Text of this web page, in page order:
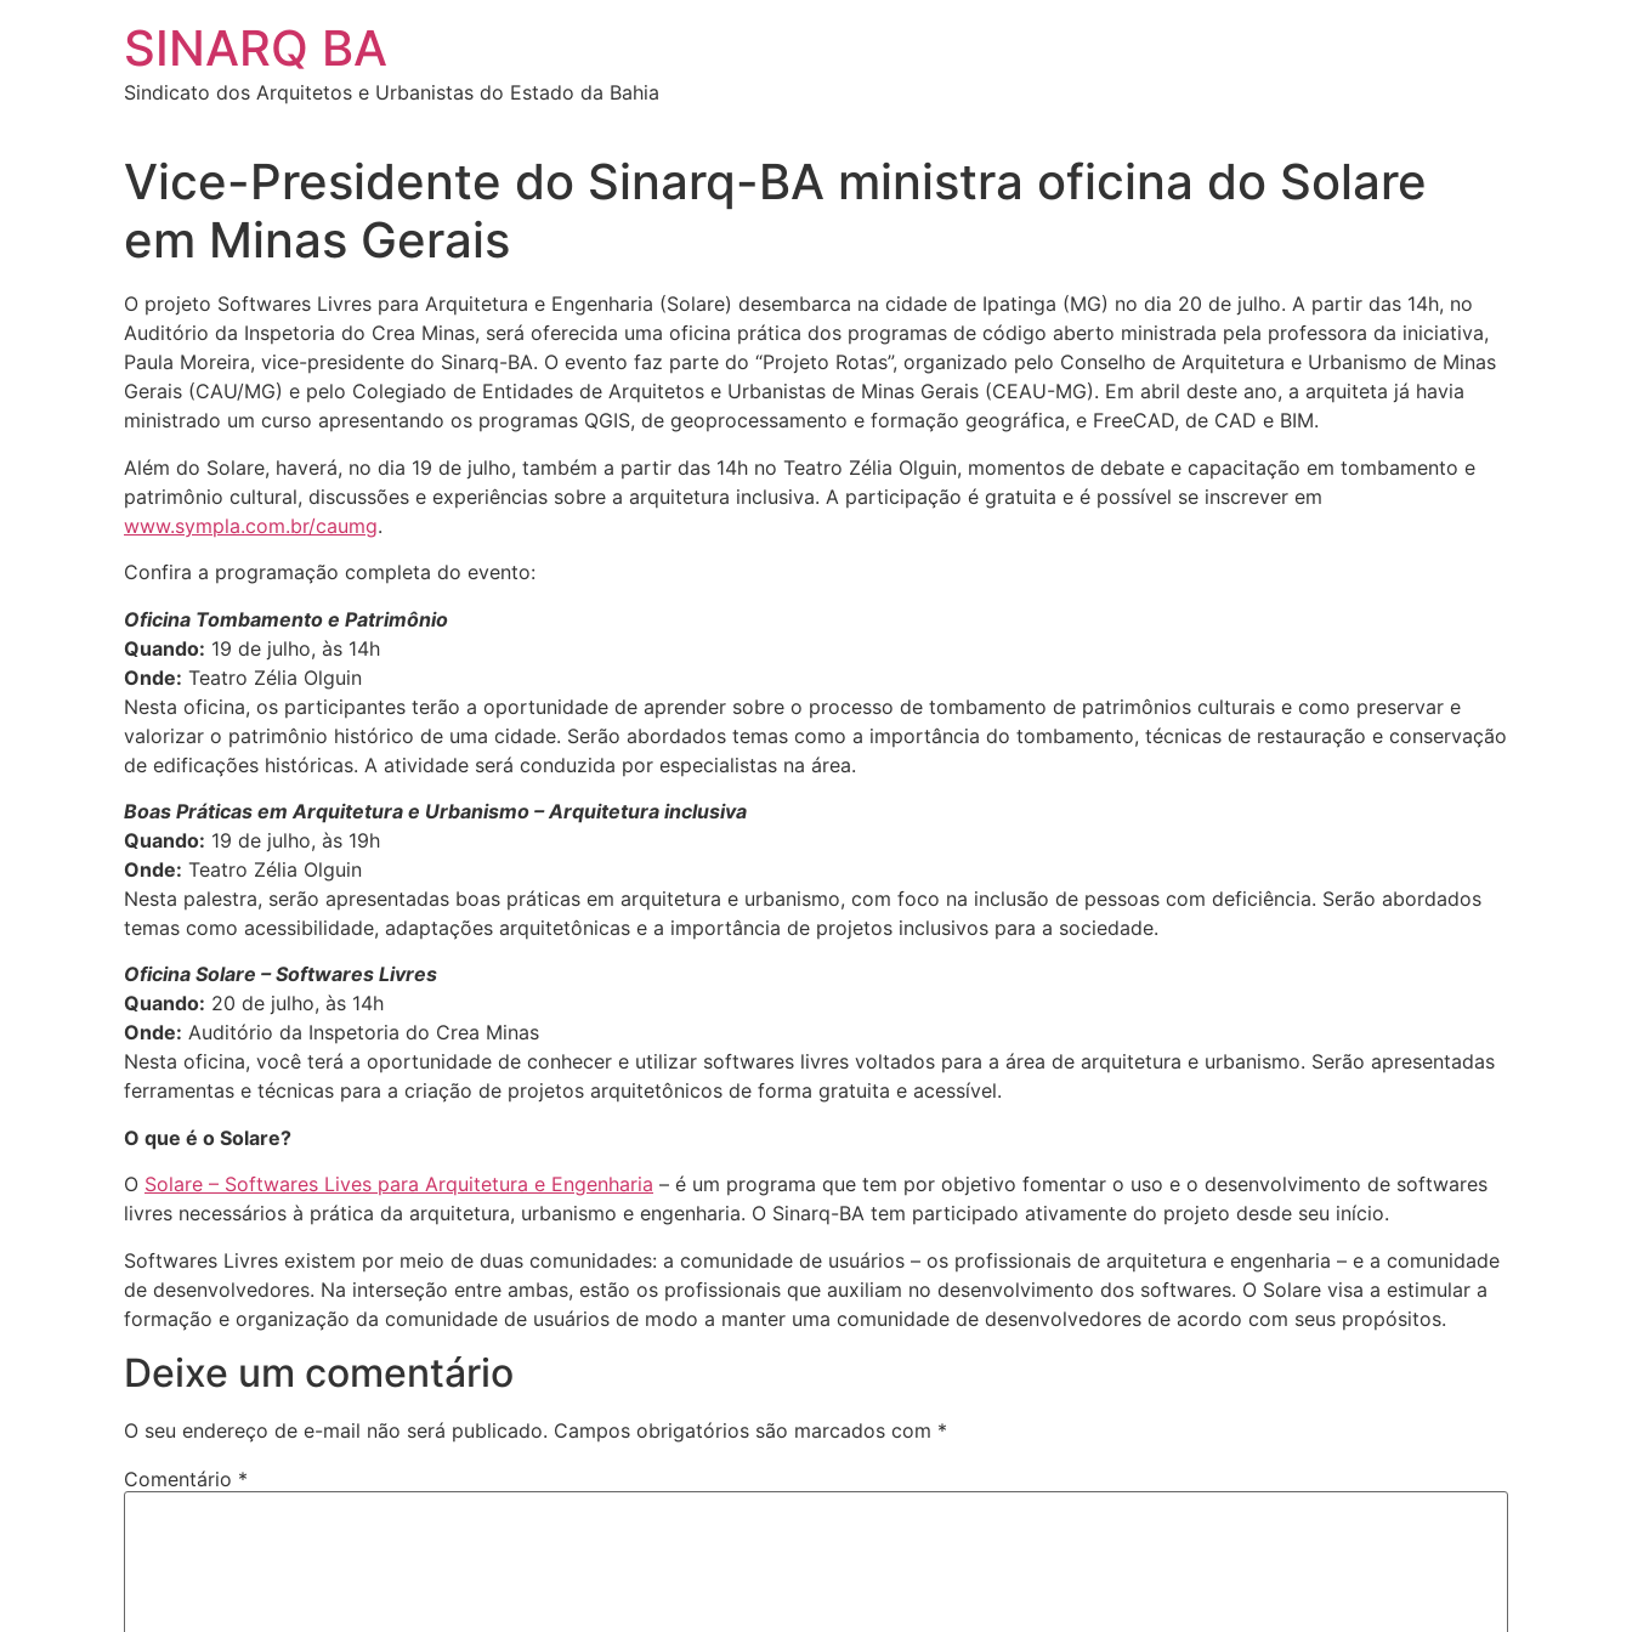
SINARQ BA
Sindicato dos Arquitetos e Urbanistas do Estado da Bahia
Vice-Presidente do Sinarq-BA ministra oficina do Solare
em Minas Gerais
O projeto Softwares Livres para Arquitetura e Engenharia (Solare) desembarca na cidade de Ipatinga (MG) no dia 20 de julho. A partir das 14h, no
Auditório da Inspetoria do Crea Minas, será oferecida uma oficina prática dos programas de código aberto ministrada pela professora da iniciativa,
Paula Moreira, vice-presidente do Sinarq-BA. O evento faz parte do “Projeto Rotas”, organizado pelo Conselho de Arquitetura e Urbanismo de Minas
Gerais (CAU/MG) e pelo Colegiado de Entidades de Arquitetos e Urbanistas de Minas Gerais (CEAU-MG). Em abril deste ano, a arquiteta já havia
ministrado um curso apresentando os programas QGIS, de geoprocessamento e formação geográfica, e FreeCAD, de CAD e BIM.
Além do Solare, haverá, no dia 19 de julho, também a partir das 14h no Teatro Zélia Olguin, momentos de debate e capacitação em tombamento e
patrimônio cultural, discussões e experiências sobre a arquitetura inclusiva. A participação é gratuita e é possível se inscrever em
www.sympla.com.br/caumg.
Confira a programação completa do evento:
Oficina Tombamento e Patrimônio
Quando: 19 de julho, às 14h
Onde: Teatro Zélia Olguin
Nesta oficina, os participantes terão a oportunidade de aprender sobre o processo de tombamento de patrimônios culturais e como preservar e
valorizar o patrimônio histórico de uma cidade. Serão abordados temas como a importância do tombamento, técnicas de restauração e conservação
de edificações históricas. A atividade será conduzida por especialistas na área.
Boas Práticas em Arquitetura e Urbanismo – Arquitetura inclusiva
Quando: 19 de julho, às 19h
Onde: Teatro Zélia Olguin
Nesta palestra, serão apresentadas boas práticas em arquitetura e urbanismo, com foco na inclusão de pessoas com deficiência. Serão abordados
temas como acessibilidade, adaptações arquitetônicas e a importância de projetos inclusivos para a sociedade.
Oficina Solare – Softwares Livres
Quando: 20 de julho, às 14h
Onde: Auditório da Inspetoria do Crea Minas
Nesta oficina, você terá a oportunidade de conhecer e utilizar softwares livres voltados para a área de arquitetura e urbanismo. Serão apresentadas
ferramentas e técnicas para a criação de projetos arquitetônicos de forma gratuita e acessível.
O que é o Solare?
O Solare – Softwares Lives para Arquitetura e Engenharia – é um programa que tem por objetivo fomentar o uso e o desenvolvimento de softwares
livres necessários à prática da arquitetura, urbanismo e engenharia. O Sinarq-BA tem participado ativamente do projeto desde seu início.
Softwares Livres existem por meio de duas comunidades: a comunidade de usuários – os profissionais de arquitetura e engenharia – e a comunidade
de desenvolvedores. Na interseção entre ambas, estão os profissionais que auxiliam no desenvolvimento dos softwares. O Solare visa a estimular a
formação e organização da comunidade de usuários de modo a manter uma comunidade de desenvolvedores de acordo com seus propósitos.
Deixe um comentário
O seu endereço de e-mail não será publicado. Campos obrigatórios são marcados com *
Comentário *